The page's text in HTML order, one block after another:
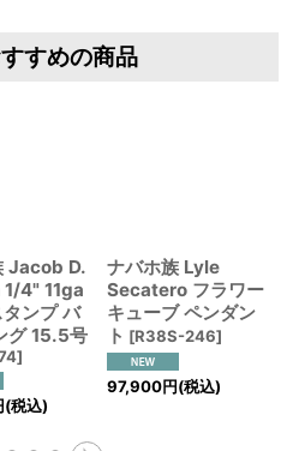
すめの商品
Jacob D.
4" 11ga
ンプ バ
グ 15.5号
]
(税込)
ナバホ族 Lyle
Secatero フラワー
キューブ ペンダン
ト [R38S-246]
97,900円(税込)